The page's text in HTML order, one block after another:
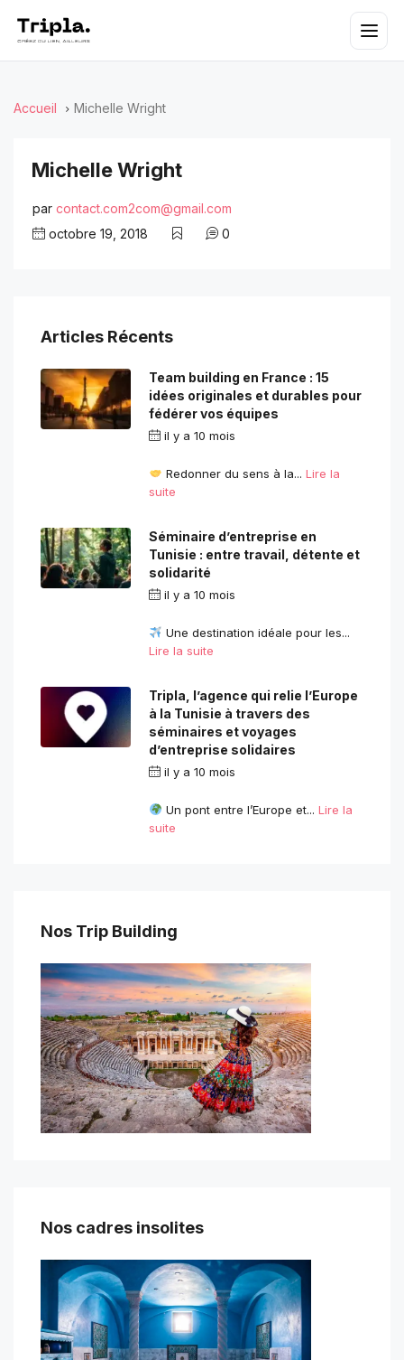
Accueil Michelle Wright
Michelle Wright
par contact.com2com@gmail.com
octobre 19, 2018
0
Articles Récents
Team building en France : 15
idées originales et durables pour
fédérer vos équipes
il y a 10 mois
Redonner du sens à la... Lire la
suite
Séminaire d’entreprise en
Tunisie : entre travail, détente et
solidarité
il y a 10 mois
Une destination idéale pour les...
Lire la suite
Tripla, l’agence qui relie l’Europe
à la Tunisie à travers des
séminaires et voyages
d’entreprise solidaires
il y a 10 mois
Un pont entre l’Europe et... Lire la
suite
Nos Trip Building
Nos cadres insolites